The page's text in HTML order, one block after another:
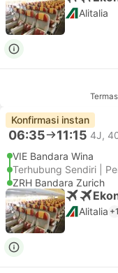
Alitalia
Konfirmasi instan
06:35 11:15 4J,
VIE Bandara Wina
Terhubung Sendiri |
ZRH Bandara Zurich
Alitalia +1